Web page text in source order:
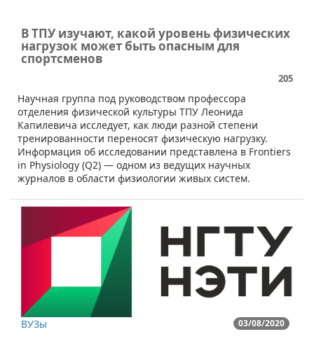
В ТПУ изучают, какой уровень физических
нагрузок может быть опасным для
спортсменов
205
​​Научная группа под руководством профессора
отделения физической культуры ТПУ Леонида
Капилевича исследует, как люди разной степени
тренированности переносят физическую нагрузку.
Информация об исследовании представлена в Frontiers
in Physiology (Q2) — одном из ведущих научных
журналов в области физиологии живых систем.
03/08/2020
ВУЗы